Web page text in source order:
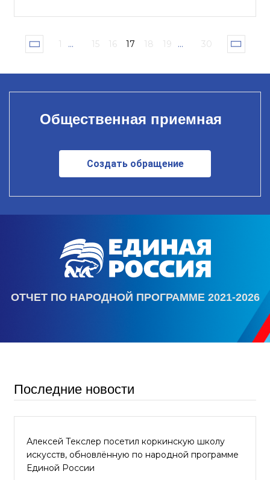
1 ... 15 16 17 18 19 ... 30
Общественная приемная
Создать обращение
ОТЧЕТ ПО НАРОДНОЙ ПРОГРАММЕ 2021-2026
Последние новости
Алексей Текслер посетил коркинскую школу
искусств, обновлённую по народной программе
Единой России